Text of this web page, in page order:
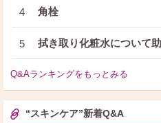
4 角栓
5 拭き取り化粧水について
Q&Aランキングをもっとみる
“スキンケア”新着Q&A